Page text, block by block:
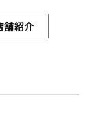
舗紹介